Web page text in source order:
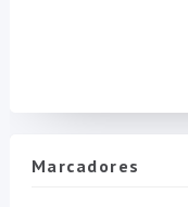
Marcadores